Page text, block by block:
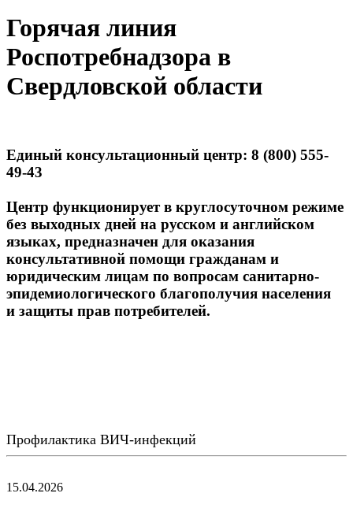
Горячая линия
Роспотребнадзора в
Свердловской области
Единый консультационный центр: 8 (800) 555-
49-43
Центр функционирует в круглосуточном режиме
без выходных дней на русском и английском
языках, предназначен для оказания
консультативной помощи гражданам и
юридическим лицам по вопросам санитарно-
эпидемиологического благополучия населения
и защиты прав потребителей.
Профилактика ВИЧ-инфекций
15.04.2026